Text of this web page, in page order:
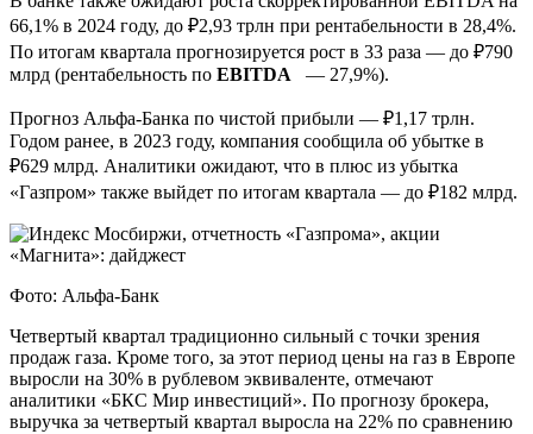
66,1% в 2024 году, до ₽2,93 трлн при рентабельности в 28,4%.
По итогам квартала прогнозируется рост в 33 раза — до ₽790
млрд (рентабельность по EBITDA — 27,9%).
Прогноз Альфа-Банка по чистой прибыли — ₽1,17 трлн.
Годом ранее, в 2023 году, компания сообщила об убытке в
₽629 млрд. Аналитики ожидают, что в плюс из убытка
«Газпром» также выйдет по итогам квартала — до ₽182 млрд.
Фото: Альфа-Банк
Четвертый квартал традиционно сильный с точки зрения
продаж газа. Кроме того, за этот период цены на газ в Европе
выросли на 30% в рублевом эквиваленте, отмечают
аналитики «БКС Мир инвестиций». По прогнозу брокера,
выручка за четвертый квартал выросла на 22% по сравнению